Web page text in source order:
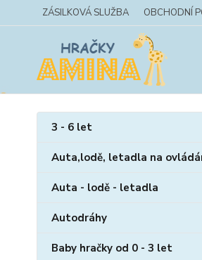
ZÁSILKOVÁ SLUŽBA OBCHODNÍ
3 - 6 let
Auta,lodě, letadla na
Auta - lodě - letadla
Autodráhy
Baby hračky od 0 - 3 let